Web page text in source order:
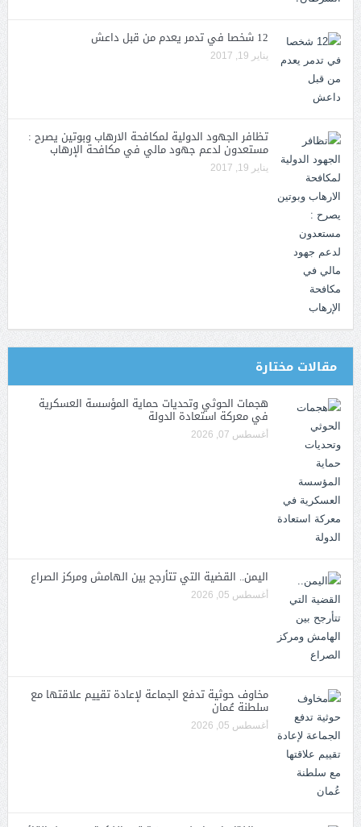
12 شخصا في تدمر يعدم من قبل داعش
يناير 19, 2017
تظافر الجهود الدولية لمكافحة الارهاب وبوتين يصرح :
مستعدون لدعم جهود مالي في مكافحة الإرهاب
يناير 19, 2017
مقالات مختارة
هجمات الحوثي وتحديات حماية المؤسسة العسكرية
في معركة استعادة الدولة
أغسطس 07, 2026
اليمن.. القضية التي تتأرجح بين الهامش ومركز الصراع
أغسطس 05, 2026
مخاوف حوثية تدفع الجماعة لإعادة تقييم علاقتها مع
سلطنة عُمان
أغسطس 05, 2026